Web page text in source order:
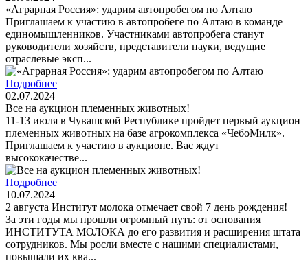
«Аграрная Россия»: ударим автопробегом по Алтаю
Приглашаем к участию в автопробеге по Алтаю в команде
единомышленников. Участниками автопробега станут
руководители хозяйств, представители науки, ведущие
отраслевые эксп...
Подробнее
02.07.2024
Все на аукцион племенных животных!
11-13 июля в Чувашской Республике пройдет первый аукцион
племенных животных на базе агрокомплекса «ЧебоМилк».
Приглашаем к участию в аукционе. Вас ждут
высококачестве...
Подробнее
10.07.2024
2 августа Институт молока отмечает свой 7 день рождения!
За эти годы мы прошли огромный путь: от основания
ИНСТИТУТА МОЛОКА до его развития и расширения штата
сотрудников. Мы росли вместе с нашими специалистами,
повышали их ква...